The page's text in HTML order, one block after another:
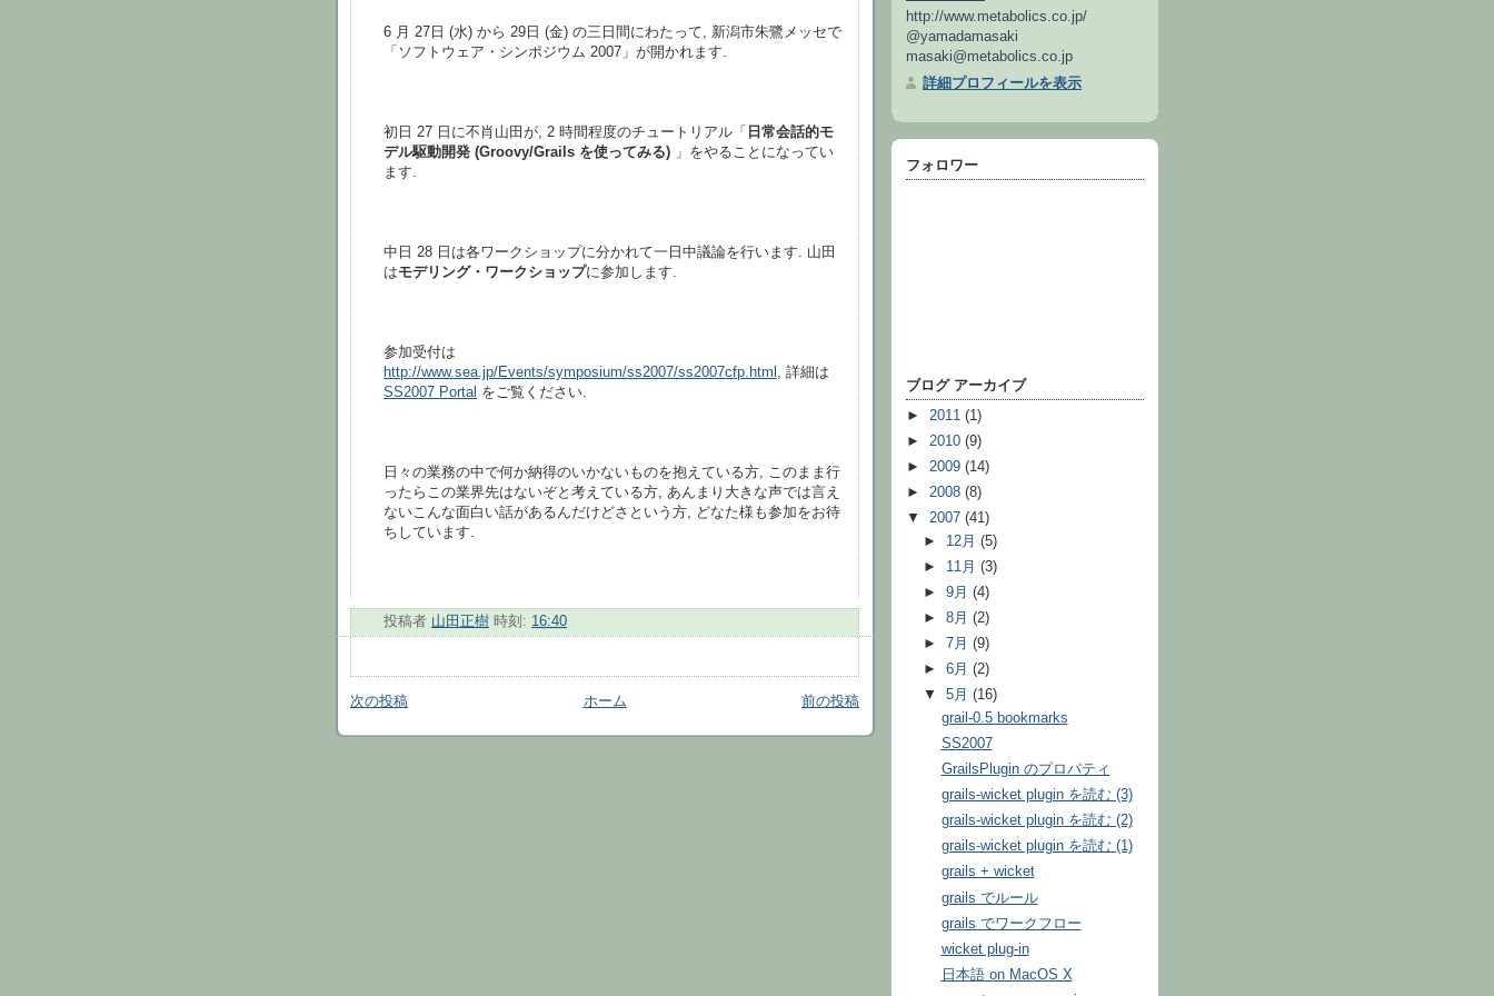
6 月 27日 (水) から 29日 (金) の三日間にわたって, 新潟市朱鷺メッセで
「ソフトウェア・シンポジウム 2007」が開かれます.
初日 27 日に不肖山田が, 2 時間程度のチュートリアル「 日常会話的モ
デル駆動開発 (Groovy/Grails を使ってみる) 」をやることになってい
ます.
中日 28 日は各ワークショップに分かれて一日中議論を行います. 山田
はモデリング・ワークショップに参加します.
参加受付は
http://www.sea.jp/Events/symposium/ss2007/ss2007cfp.html , 詳細は
SS2007 Portal をご覧ください.
日々の業務の中で何か納得のいかないものを抱えている方, このまま行
ったらこの業界先はないぞと考えている方, あんまり大きな声では言え
ないこんな面白い話があるんだけどさという方, どなた様も参加をお待
ちしています.
投稿者 山田正樹 時刻: 16:40
次の投稿 前の投稿
ホーム
http://www.metabolics.co.jp/
@yamadamasaki
masaki@metabolics.co.jp
詳細プロフィールを表示
フォロワー
ブログ アーカイブ
► 2011 (1)
► 2010 (9)
► 2009 (14)
► 2008 (8)
▼ 2007 (41)
► 12月(5)
► 11月(3)
►9月(4)
►8月(2)
►
7月(9)
►6月(2)
▼5月(16)
grail-0.5 bookmarks
SS2007
GrailsPlugin のプロパティ
grails-wicket plugin を読む (3)
grails-wicket plugin を読む (2)
grails-wicket plugin を読む (1)
grails + wicket
grails でルール
grails でワークフロー
wicket plug-in
日本語 on MacOS X